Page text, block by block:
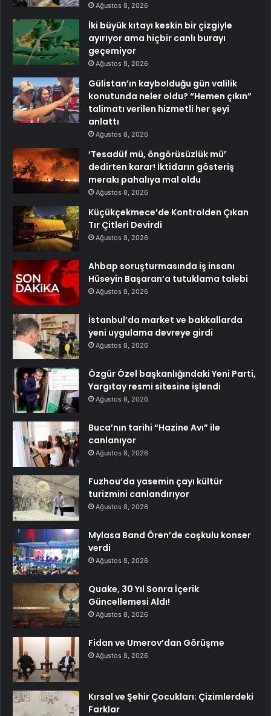
Ağustos 8, 2026
İki büyük kıtayı keskin bir çizgiyle
ayırıyor ama hiçbir canlı burayı
geçemiyor
Ağustos 8, 2026
Gülistan’ın kaybolduğu gün valilik
konutunda neler oldu? “Hemen çıkın”
talimatı verilen hizmetli her şeyi
anlattı
Ağustos 8, 2026
‘Tesadüf mü, öngörüsüzlük mü’
dedirten karar! İktidarın gösteriş
merakı pahalıya mal oldu
Ağustos 8, 2026
Küçükçekmece’de Kontrolden Çıkan
Tır Çitleri Devirdi
Ağustos 8, 2026
Ahbap soruşturmasında iş insanı
Hüseyin Başaran’a tutuklama talebi
Ağustos 8, 2026
İstanbul’da market ve bakkallarda
yeni uygulama devreye girdi
Ağustos 8, 2026
Özgür Özel başkanlığındaki Yeni Parti,
Yargıtay resmi sitesine işlendi
Ağustos 8, 2026
Buca’nın tarihi “Hazine Avı” ile
canlanıyor
Ağustos 8, 2026
Fuzhou’da yasemin çayı kültür
turizmini canlandırıyor
Ağustos 8, 2026
Mylasa Band Ören’de coşkulu konser
verdi
Ağustos 8, 2026
Quake, 30 Yıl Sonra İçerik
Güncellemesi Aldı!
Ağustos 8, 2026
Fidan ve Umerov’dan Görüşme
Ağustos 8, 2026
Kırsal ve Şehir Çocukları: Çizimlerdeki
Farklar